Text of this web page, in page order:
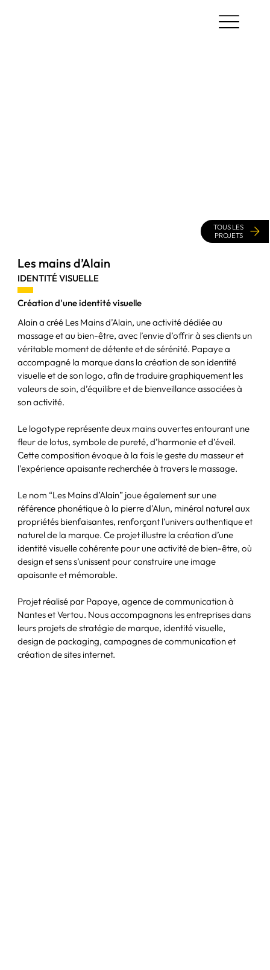
Les mains d’Alain
IDENTITÉ VISUELLE
Création d'une identité visuelle
Alain a créé Les Mains d’Alain, une activité dédiée au
massage et au bien-être, avec l’envie d’offrir à ses clients un
véritable moment de détente et de sérénité. Papaye a
accompagné la marque dans la création de son identité
visuelle et de son logo, afin de traduire graphiquement les
valeurs de soin, d’équilibre et de bienveillance associées à
son activité.
Le logotype représente deux mains ouvertes entourant une
fleur de lotus, symbole de pureté, d’harmonie et d’éveil.
Cette composition évoque à la fois le geste du masseur et
l’expérience apaisante recherchée à travers le massage.
Le nom “Les Mains d’Alain” joue également sur une
référence phonétique à la pierre d’Alun, minéral naturel aux
propriétés bienfaisantes, renforçant l’univers authentique et
naturel de la marque. Ce projet illustre la création d’une
identité visuelle cohérente pour une activité de bien-être, où
design et sens s’unissent pour construire une image
apaisante et mémorable.
Projet réalisé par Papaye, agence de communication à
Nantes et Vertou. Nous accompagnons les entreprises dans
leurs projets de stratégie de marque, identité visuelle,
design de packaging, campagnes de communication et
création de sites internet.
TOUS LES
PROJETS